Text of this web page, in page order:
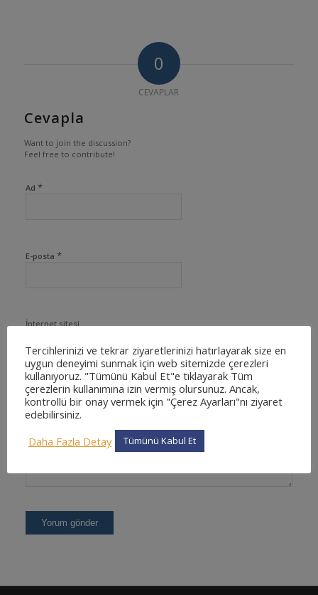
0
CEVAPLAR
Cevapla
Want to join the discussion?
Feel free to contribute!
Ad *
E-posta *
İnternet sitesi
Tercihlerinizi ve tekrar ziyaretlerinizi hatırlayarak size en
uygun deneyimi sunmak için web sitemizde çerezleri
kullanıyoruz. "Tümünü Kabul Et"e tıklayarak Tüm
çerezlerin kullanımına izin vermiş olursunuz. Ancak,
kontrollü bir onay vermek için "Çerez Ayarları"nı ziyaret
edebilirsiniz.
Daha Fazla Detay
Tümünü Kabul Et